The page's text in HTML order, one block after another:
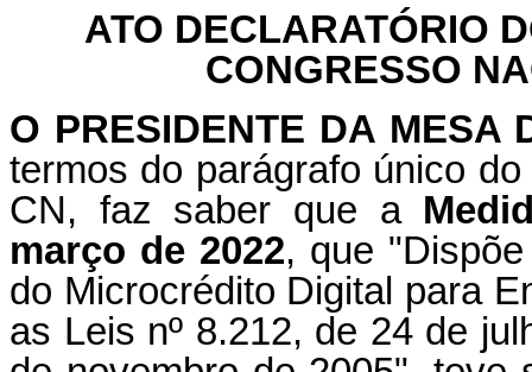
ATO DECLARATÓRIO
CONGRESSO
O PRESIDENTE DA MESA
termos do parágrafo único
CN, faz saber que a
março de 2022, que
do Microcrédito Digital para
as Leis nº 8.212, de 24 de